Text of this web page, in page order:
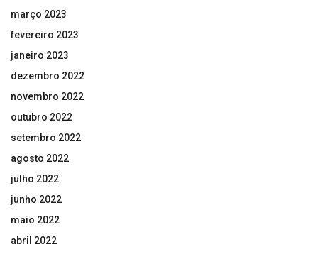
março 2023
fevereiro 2023
janeiro 2023
dezembro 2022
novembro 2022
outubro 2022
setembro 2022
agosto 2022
julho 2022
junho 2022
maio 2022
abril 2022